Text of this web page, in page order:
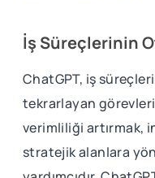
İş Süreçlerinin
ChatGPT, iş
tekrarlayan
verimliliği artırmak,
stratejik alanlara